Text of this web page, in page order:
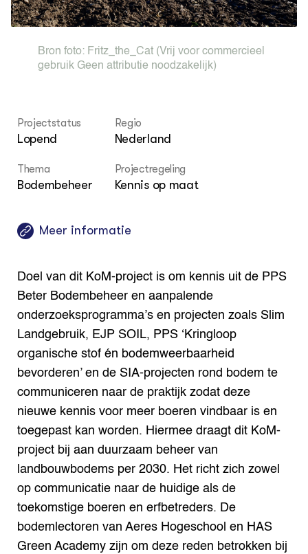
Columns & Blogs
In de regio
Projecten
Vakbladen
Wiki Groen Kennisnet
Over ons
Contact
ENGLISH
Search the Knowledge base
Bron foto: Fritz_the_Cat(Vrij voor commercieel
gebruik Geen attributie noodzakelijk)
Projectstatus
Lopend
Regio
Nederland
Thema
Bodembeheer
Projectregeling
Kennis op maat
Meer informatie
Doel van dit KoM-project is om kennis uit de PPS
Beter Bodembeheer en aanpalende
onderzoeksprogramma’s en projecten zoals Slim
Landgebruik, EJP SOIL, PPS ‘Kringloop
organische stof én bodemweerbaarheid
bevorderen’ en de SIA-projecten rond bodem te
communiceren naar de praktijk zodat deze
nieuwe kennis voor meer boeren vindbaar is en
toegepast kan worden. Hiermee draagt dit KoM-
project bij aan duurzaam beheer van
landbouwbodems per 2030. Het richt zich zowel
op communicatie naar de huidige als de
toekomstige boeren en erfbetreders. De
bodemlectoren van Aeres Hogeschool en HAS
Green Academy zijn om deze reden betrokken bij